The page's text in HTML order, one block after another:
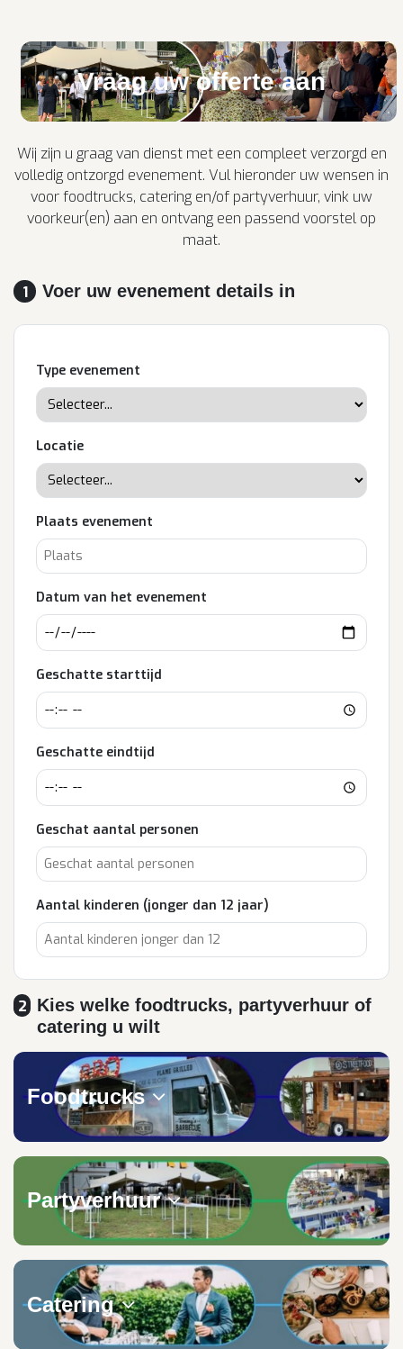
Vraag uw offerte aan
Wij zijn u graag van dienst met een compleet verzorgd en
volledig ontzorgd evenement. Vul hieronder uw wensen in
voor foodtrucks, catering en/of partyverhuur, vink uw
voorkeur(en) aan en ontvang een passend voorstel op
maat.
1 Voer uw evenement details in
Type evenement
Locatie
Plaats evenement
Datum van het evenement
Geschatte starttijd
Geschatte eindtijd
Geschat aantal personen
Aantal kinderen (jonger dan 12 jaar)
2
Kies welke foodtrucks, partyverhuur of
catering u wilt
Foodtrucks
Partyverhuur
Catering